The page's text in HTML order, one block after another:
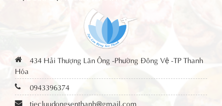
434 Hải Thượng Lãn Ông -Phường Đông Vệ -TP Thanh
Hóa
0943396374
tiecluudongsenthanh@gmail.com